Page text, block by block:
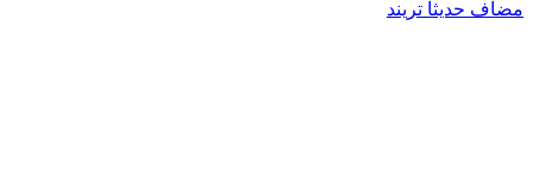
مضاف حديثا تريند